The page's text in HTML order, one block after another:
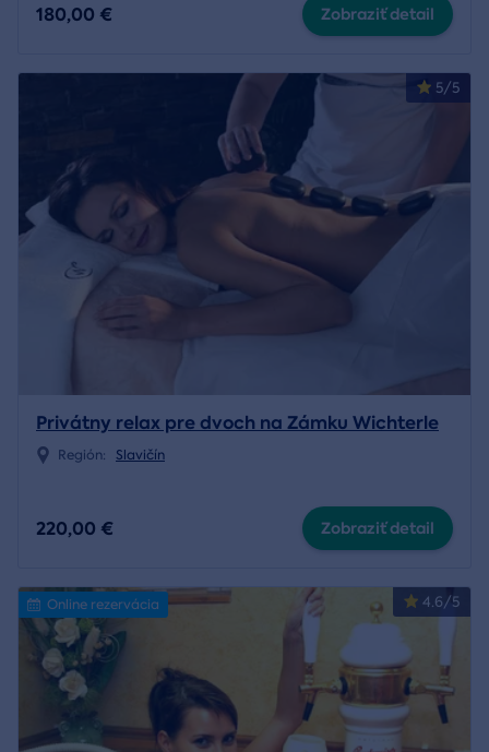
180,00 € Zobraziť detail
5/5
Privátny relax pre dvoch na Zámku Wichterle
Región: Slavičín
220,00 € Zobraziť detail
4.6/5
Online rezervácia